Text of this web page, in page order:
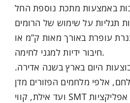
באמצעות מתכת נוספת החל
תגליות על שימוש של הרומים
עופרת באורך מאות ק”מ או
חיבור ידיות למגני לחימה.
היום בארץ בשנה אדירה.
אלפי מלחמים הפזורים מדן
ועד אילת, קווי SMT רבים, יישומים, אפליקציות